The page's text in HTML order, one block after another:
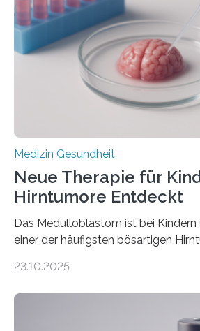
Herzbelastung und des oxidativen
Rhythmusstörungen reduzieren
hypertrophe Kardiomyopathie
erblich bedingte Herzerkrankung.
sich die linke Herzkammer verdickt,
stark kontrahiert…
Medizin Gesundheit
Neue Therapie für
Hirntumore Entdeckt
Das Medulloblastom ist bei Kindern
einer der häufigsten bösartigen
Betroffenen können mit heutigen
Dringend benötigt werden
23.10.2025